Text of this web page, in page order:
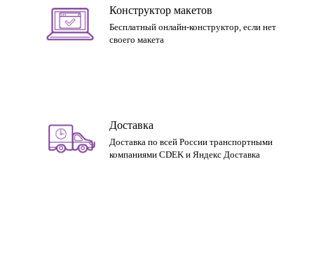
Конструктор макетов
Бесплатный онлайн-конструктор, если нет
своего макета
Доставка
Доставка по всей России транспортными
компаниями CDEK и Яндекс Доставка